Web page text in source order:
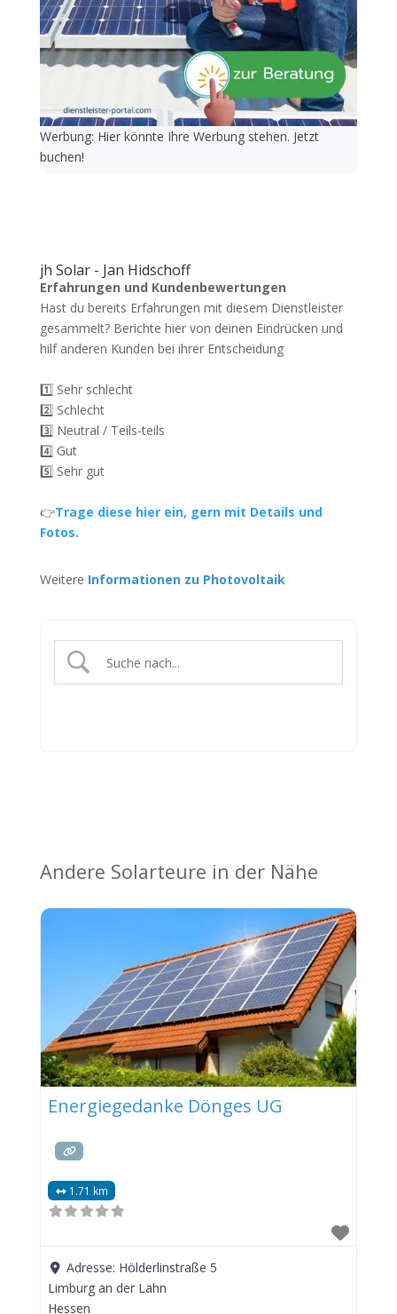
Werbung: Hier könnte Ihre Werbung stehen. Jetzt
buchen!
jh Solar - Jan Hidschoff
Erfahrungen und Kundenbewertungen
Hast du bereits Erfahrungen mit diesem Dienstleister
gesammelt? Berichte hier von deinen Eindrücken und
hilf anderen Kunden bei ihrer Entscheidung
1️⃣ Sehr schlecht
2️⃣ Schlecht
3️⃣ Neutral / Teils-teils
4️⃣ Gut
5️⃣ Sehr gut
👉Trage diese hier ein, gern mit Details und
Fotos.
Weitere Informationen zu Photovoltaik
Andere Solarteure in der Nähe
Energiegedanke Dönges UG
1.71 km
Adresse: Hölderlinstraße 5
Limburg an der Lahn
Hessen